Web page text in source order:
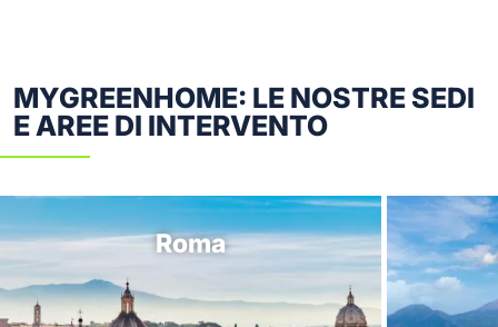
MYGREENHOME: LE NOSTRE SEDI
E AREE DI INTERVENTO
Roma